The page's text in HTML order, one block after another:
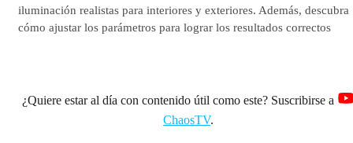
iluminación realistas para interiores y exteriores. Además, descubra
cómo ajustar los parámetros para lograr los resultados correctos
¿Quiere estar al día con contenido útil como este? Suscribirse a
ChaosTV.